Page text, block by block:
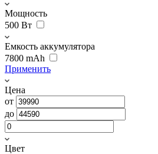
Мощность
500 Вт
Емкость аккумулятора
7800 mAh
Применить
Цена
от
до
Цвет